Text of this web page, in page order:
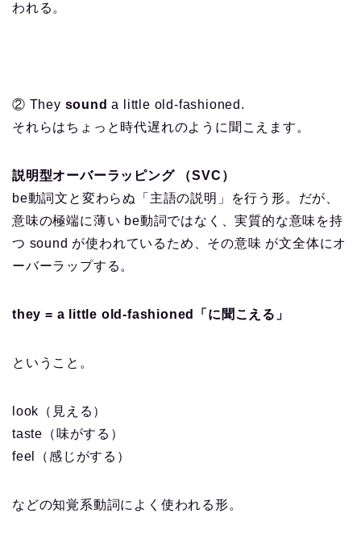
われる。
② They sound a little old-fashioned.
それらはちょっと時代遅れのように聞こえます。
説明型オーバーラッピング （SVC）
be動詞文と変わらぬ「主語の説明」を行う形。だが、
意味の極端に薄い be動詞ではなく、実質的な意味を持
つ sound が使われているため、その意味 が文全体にオ
ーバーラップする。
they = a little old-fashioned「に聞こえる」
ということ。
look（見える）
taste（味がする）
feel（感じがする）
などの知覚系動詞によく使われる形。